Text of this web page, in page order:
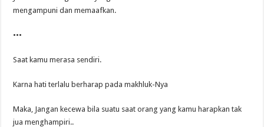
mengampuni dan memaafkan.
•••
Saat kamu merasa sendiri.
Karna hati terlalu berharap pada makhluk-Nya
Maka, Jangan kecewa bila suatu saat orang yang kamu harapkan tak
jua menghampiri..